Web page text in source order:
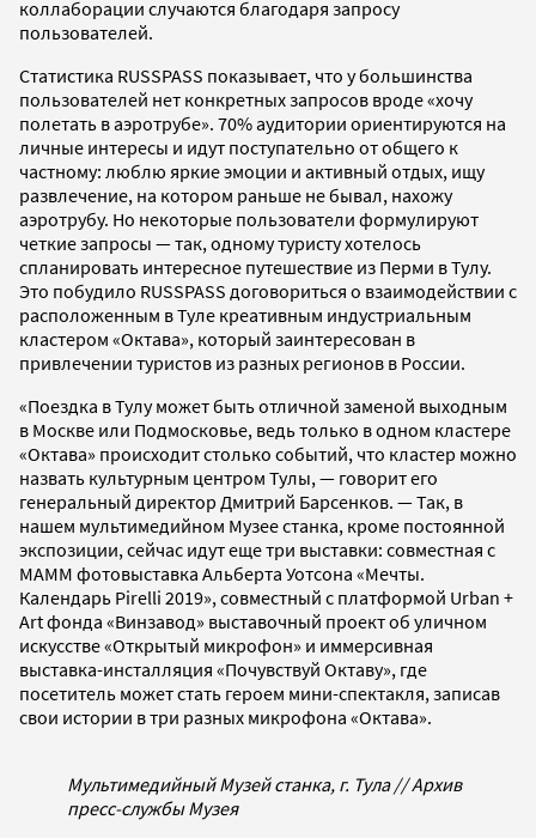
коллаборации случаются благодаря запросу
пользователей.
Статистика RUSSPASS показывает, что у большинства
пользователей нет конкретных запросов вроде «хочу
полетать в аэротрубе». 70% аудитории ориентируются на
личные интересы и идут поступательно от общего к
частному: люблю яркие эмоции и активный отдых, ищу
развлечение, на котором раньше не бывал, нахожу
аэротрубу. Но некоторые пользователи формулируют
четкие запросы — так, одному туристу хотелось
спланировать интересное путешествие из Перми в Тулу.
Это побудило RUSSPASS договориться о взаимодействии с
расположенным в Туле креативным индустриальным
кластером «Октава», который заинтересован в
привлечении туристов из разных регионов в России.
«Поездка в Тулу может быть отличной заменой выходным
в Москве или Подмосковье, ведь только в одном кластере
«Октава» происходит столько событий, что кластер можно
назвать культурным центром Тулы, — говорит его
генеральный директор Дмитрий Барсенков. — Так, в
нашем мультимедийном Музее станка, кроме постоянной
экспозиции, сейчас идут еще три выставки: совместная с
МАММ фотовыставка Альберта Уотсона «Мечты.
Календарь Pirelli 2019», совместный с платформой Urban +
Art фонда «Винзавод» выставочный проект об уличном
искусстве «Открытый микрофон» и иммерсивная
выставка-инсталляция «Почувствуй Октаву», где
посетитель может стать героем мини-спектакля, записав
свои истории в три разных микрофона «Октава».
Мультимедийный Музей станка, г. Тула // Архив
пресс-службы Музея